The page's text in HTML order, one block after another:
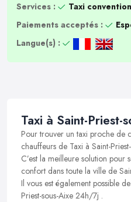
Services :
Taxi
Paiements acceptés :
Langue(s) :
Taxi à Saint-Priest-
Pour trouver un taxi proche de
chauffeurs de Taxi à Saint-
C’est la meilleure solution pour
confort dans toute la ville de
Il vous est également possible
Priest-sous-Aixe 24h/7j .